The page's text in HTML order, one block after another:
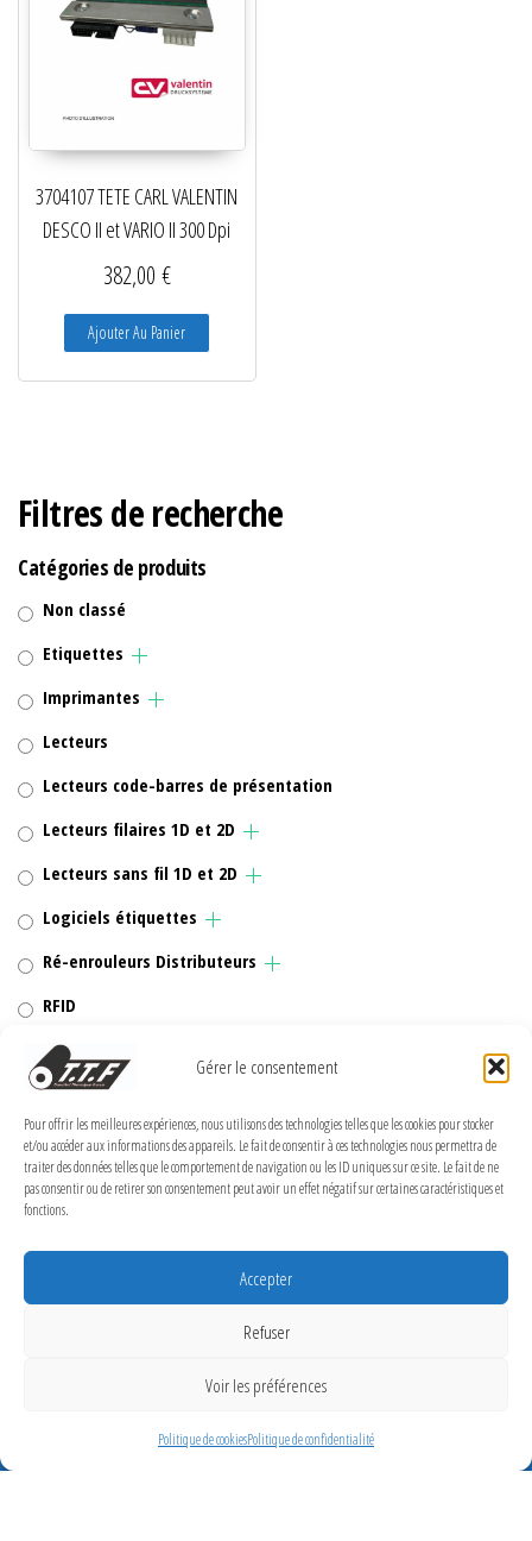
Gérer le consentement
Pour offrir les meilleures expériences, nous utilisons des technologies telles que les cookies pour stocker
et/ou accéder aux informations des appareils. Le fait de consentir à ces technologies nous permettra de
traiter des données telles que le comportement de navigation ou les ID uniques sur ce site. Le fait de ne
pas consentir ou de retirer son consentement peut avoir un effet négatif sur certaines caractéristiques et
fonctions.
Accepter
Refuser
Voir les préférences
Politique de cookiesPolitique de confidentialité
3704107 TETE CARL VALENTIN
DESCO II et VARIO II 300 Dpi
382,00 €
Ajouter Au Panier
Filtres de recherche
Catégories de produits
Non classé
Etiquettes
Imprimantes
Lecteurs
Lecteurs code-barres de présentation
Lecteurs filaires 1D et 2D
Lecteurs sans fil 1D et 2D
Logiciels étiquettes
Ré-enrouleurs Distributeurs
RFID
Rubans transfert thermique
Têtes d'impression
Politique de cookies (UE)